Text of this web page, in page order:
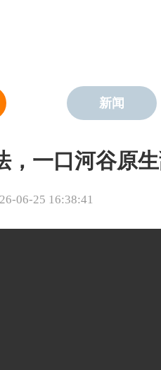
新闻
，一口河谷原
06-25 16:38:41